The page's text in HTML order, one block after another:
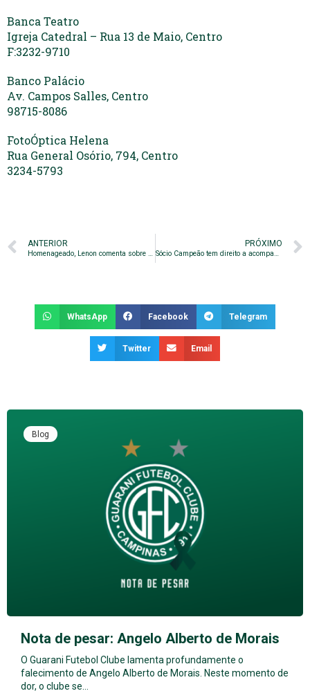
Banca Teatro
Igreja Catedral – Rua 13 de Maio, Centro
F:3232-9710
Banco Palácio
Av. Campos Salles, Centro
98715-8086
FotoÓptica Helena
Rua General Osório, 794, Centro
3234-5793
ANTERIOR
Homenageado, Lenon comenta sobre o momento do Bugre
PRÓXIMO
Sócio Campeão tem direito a acompanhante contra o Juventude!
WhatsApp Facebook Telegram
Twitter Email
Blog
Nota de pesar: Angelo Alberto de Morais
O Guarani Futebol Clube lamenta profundamente o
falecimento de Angelo Alberto de Morais. Neste momento de
dor, o clube se…